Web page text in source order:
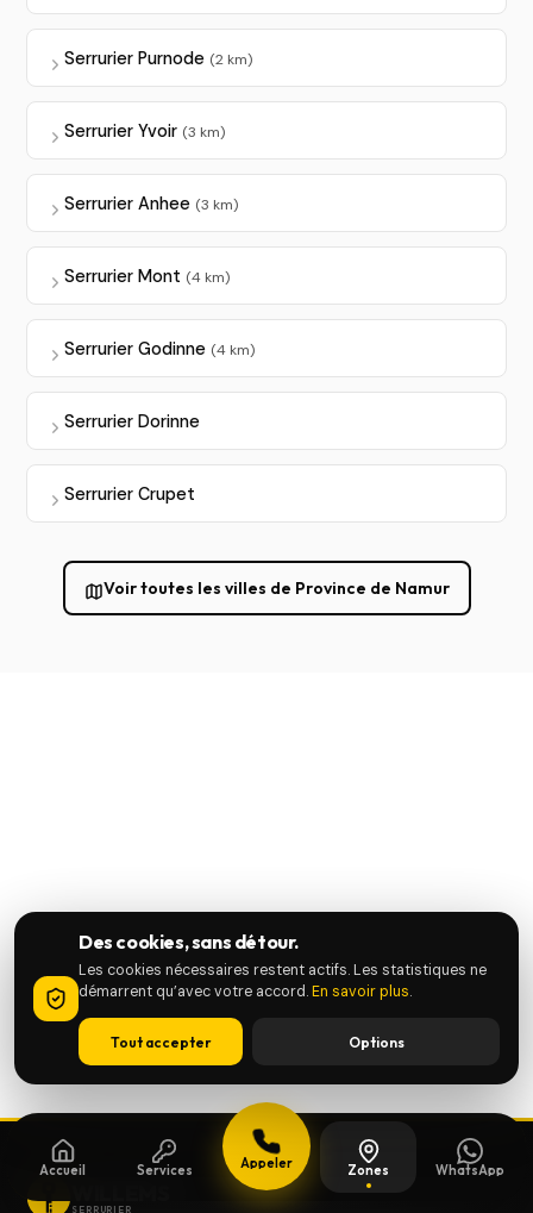
Accueil Services Appeler Zones WhatsApp
Serrurier Purnode (2 km)
Serrurier Yvoir (3 km)
Serrurier Anhee (3 km)
Serrurier Mont (4 km)
Serrurier Godinne (4 km)
Serrurier Dorinne
Serrurier Crupet
Voir toutes les villes de Province de Namur
SERRURIER
Des cookies, sans détour.
Les cookies nécessaires restent actifs. Les statistiques ne
démarrent qu’avec votre accord.En savoir plus.
Tout accepter Options